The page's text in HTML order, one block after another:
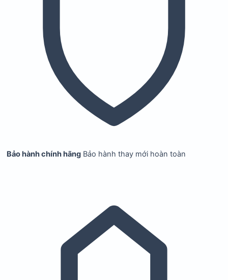
Bảo hành chính hãng Bảo hành thay mới hoàn toàn